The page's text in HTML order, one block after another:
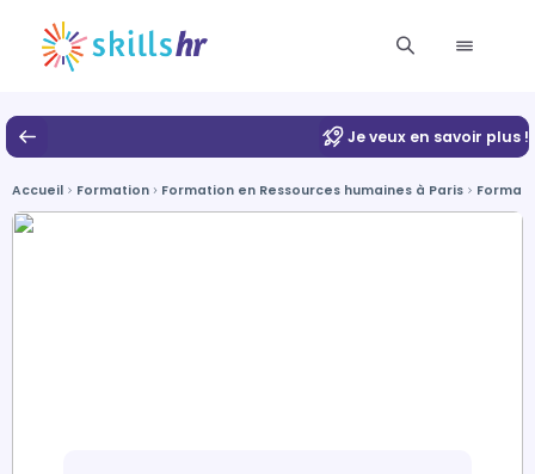
Je veux en savoir plus !
Accueil Formation Formation en Ressources humaines à Paris